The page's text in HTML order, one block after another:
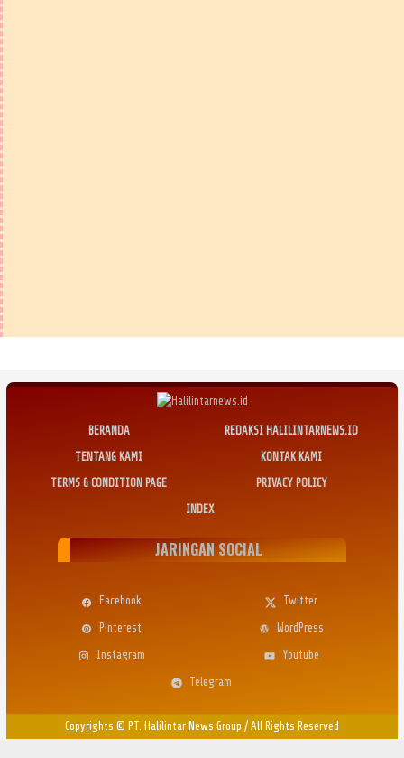
BERANDA
REDAKSI HALILINTARNEWS.ID
TENTANG KAMI
KONTAK KAMI
TERMS & CONDITION PAGE
PRIVACY POLICY
INDEX
JARINGAN SOCIAL
Facebook
Twitter
Pinterest
WordPress
Instagram
Youtube
Telegram
Copyrights © PT. Halilintar News Group / All Rights Reserved